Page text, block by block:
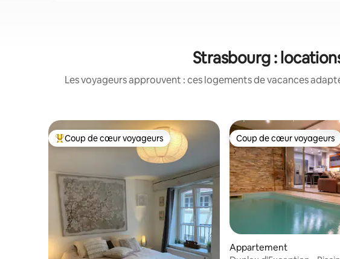
Strasbourg :
Les voyageurs approuvent : ces logements de vacances
Coups de cœur voyageurs les plus appréciés
Coup de cœur voyageurs Coup de cœur voyageurs
Coup de cœur voyageurs
Appartement